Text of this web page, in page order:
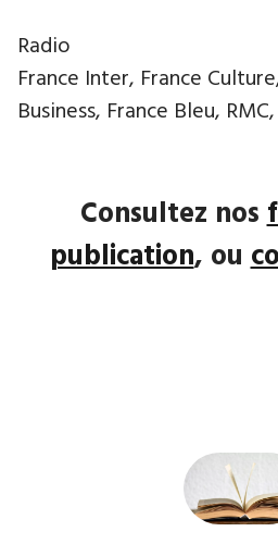
Radio
France Inter, France
Business, France Bleu,
Consultez nos
publication, ou